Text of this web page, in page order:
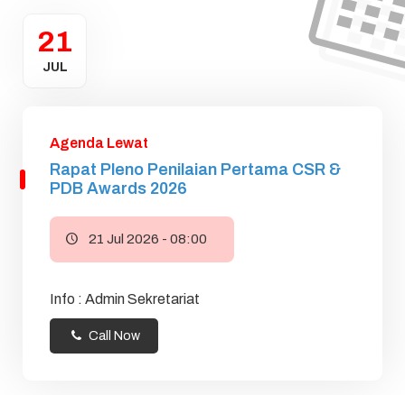
21
JUL
Agenda Lewat
Rapat Pleno Penilaian Pertama CSR &
PDB Awards 2026
21 Jul 2026 - 08:00
Info : Admin Sekretariat
Call Now